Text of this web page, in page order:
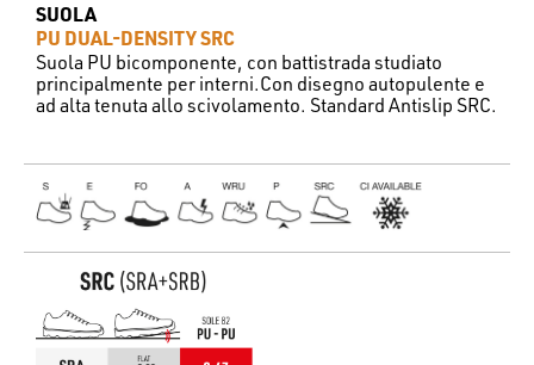
SUOLA
PU DUAL-DENSITY SRC
Suola PU bicomponente, con battistrada studiato
principalmente per interni.Con disegno autopulente e
ad alta tenuta allo scivolamento. Standard Antislip SRC.